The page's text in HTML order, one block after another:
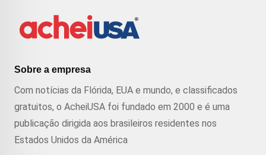
Sobre a empresa
Com notícias da Flórida, EUA e mundo, e classificados
gratuitos, o AcheiUSA foi fundado em 2000 e é uma
publicação dirigida aos brasileiros residentes nos
Estados Unidos da América